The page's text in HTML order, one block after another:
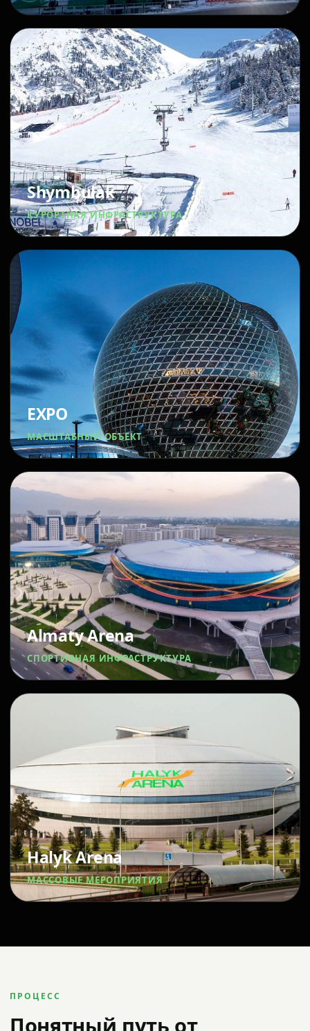
Shymbulak
КУРОРТНАЯ ИНФРАСТРУКТУРА
EXPO
МАСШТАБНЫЙ ОБЪЕКТ
Almaty Arena
СПОРТИВНАЯ ИНФРАСТРУКТУРА
Halyk Arena
МАССОВЫЕ МЕРОПРИЯТИЯ
ПРОЦЕСС
Понятный путь от